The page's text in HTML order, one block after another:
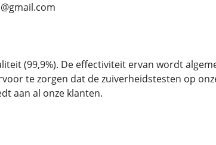
(99,9%). De effectiviteit ervan wordt
te zorgen dat de zuiverheidstesten op
aan al onze klanten.